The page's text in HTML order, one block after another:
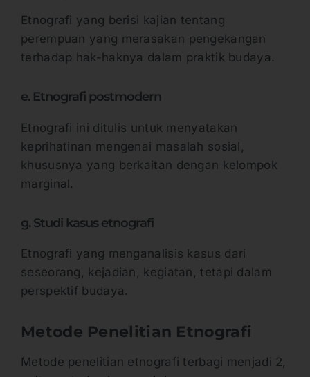
Etnografi yang berisi kajian tentang
perempuan yang merasakan pengekangan
terhadap hak-haknya dalam praktik budaya.
e. Etnografi postmodern
Etnografi ini ditulis untuk menyatakan
keprihatinan mengenai masalah sosial,
khususnya yang berkaitan dengan kelompok
marginal.
g. Studi kasus etnografi
Etnografi yang menganalisis kasus dari
seseorang, kejadian, kegiatan, tetapi dalam
perspektif budaya.
Metode Penelitian Etnografi
Metode penelitian etnografi terbagi menjadi 2,